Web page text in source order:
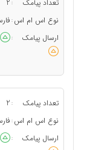
تعداد پیامک :
2
نوع اس ام اس :
ارسال پیامک
:
تعداد پیامک :
2
نوع اس ام اس :
ارسال پیامک
: